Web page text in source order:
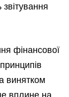
фінансової
винятком
вплине на